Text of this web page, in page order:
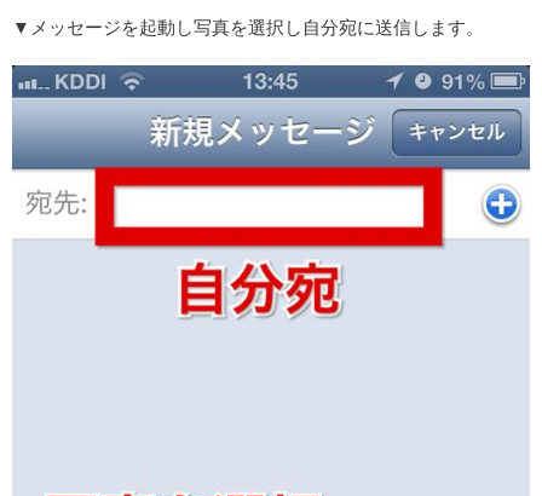
▼メッセージを起動し写真を選択し自分宛に送信します。